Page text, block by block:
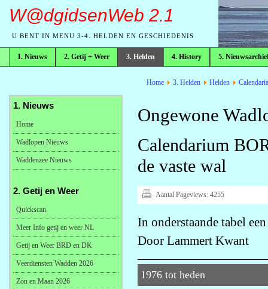
W@dgidsenWeb 2.1
U BENT IN MENU 3-4. HELDEN EN GESCHIEDENIS
1. Nieuws 2. Getij + Weer 3. Helden 4. History 5.
broodkruimelpad
Home 3. Helden Helden Calendaria
Ongewone
Calendarium
de vaste wal
Aantal Pageviews: 4255
In onderstaande tabel
Door Lammert Kwant
1976 tot heden
1. Nieuws
Home
Wadlopen Nieuws
Waddenzee Nieuws
2. Getij en Weer
Quickscan
Meer Info getij en weer NL
Getij en Weer BRD en DK
Veerdiensten Wadden 2026
Zon en Maan 2026